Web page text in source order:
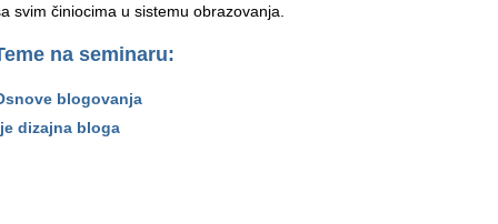
svim činiocima u sistemu obrazovanja.
na seminaru:
blogovanja
dizajna bloga